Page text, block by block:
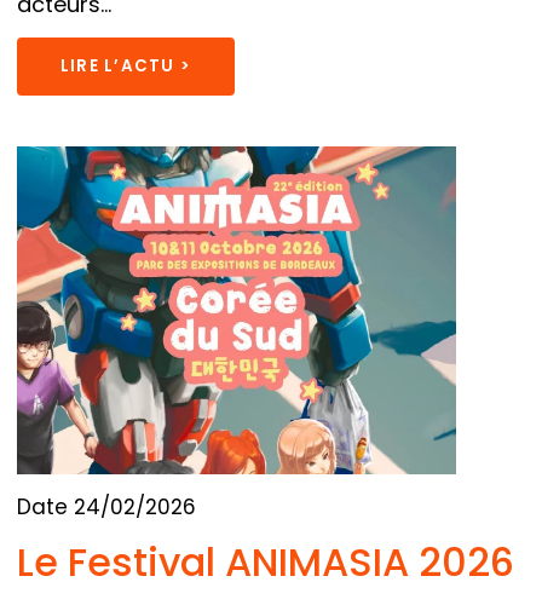
LIRE L’ACTU >
Date 24/02/2026
Le Festival ANIMASIA 2026